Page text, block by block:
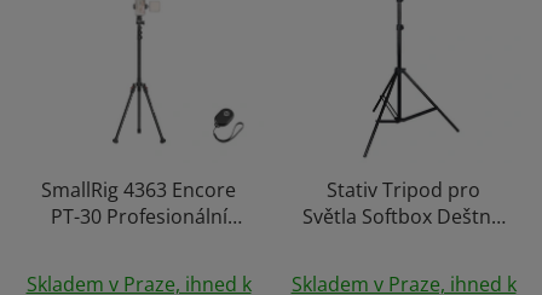
SmallRig 4363 Encore
PT-30 Profesionální
Livestreaming a
Skladem v Praze, ihned k
Stativ Tripod pro
Světla Softbox Deštník
Skladem v Praze, ihned k